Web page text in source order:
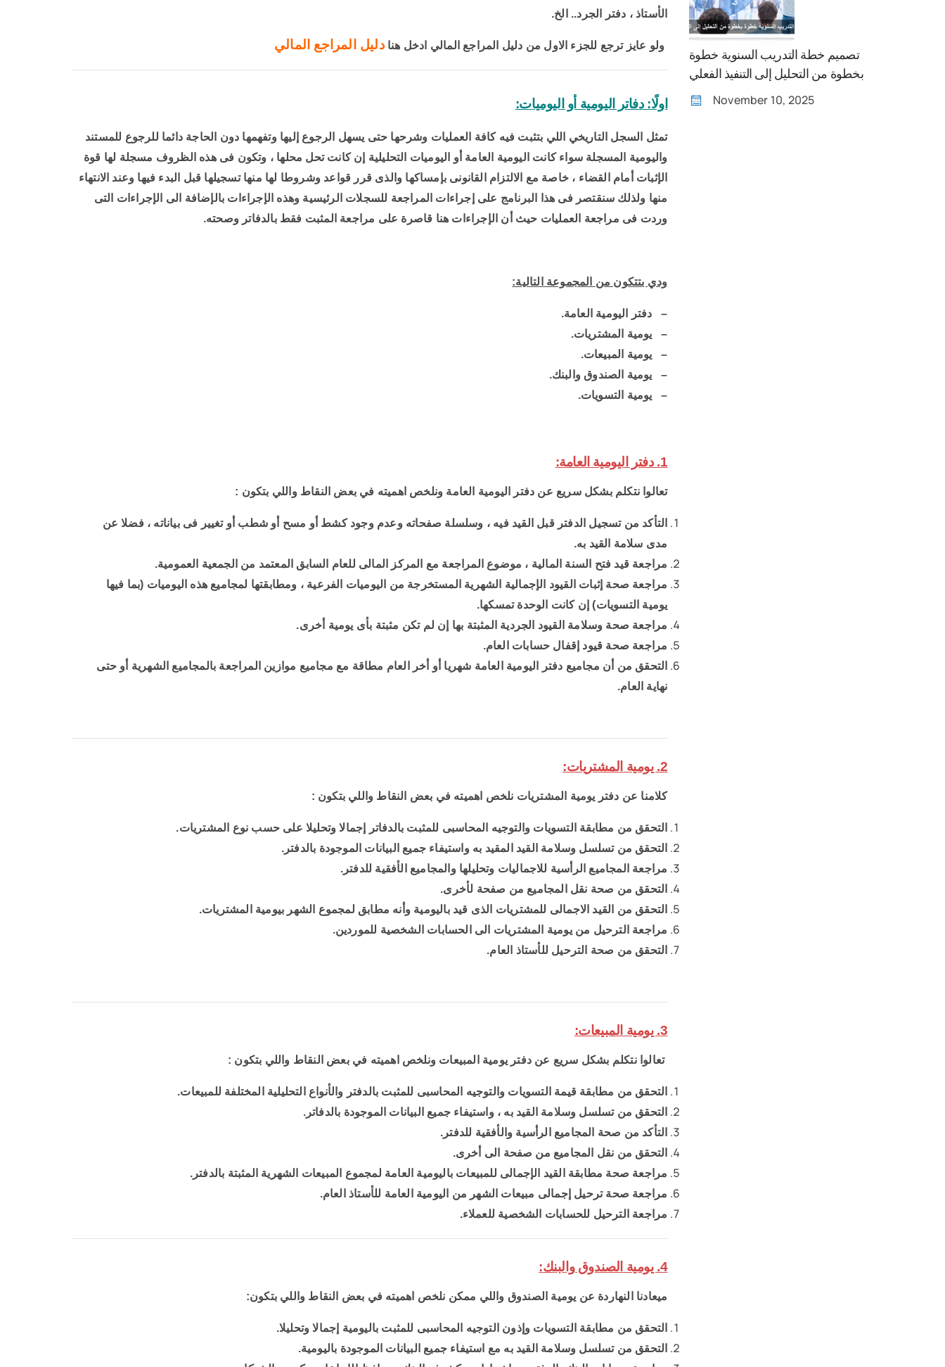
الأستاذ ، دفتر الجرد.. الخ.
ولو عايز ترجع للجزء الاول من دليل المراجع المالي ادخل هنادليل المراجع المالي
اولًا: دفاتر اليومية أو اليوميات:
تمثل السجل التاريخي اللي بتثبت فيه كافة العمليات وشرحها حتى يسهل الرجوع إليها وتفهمها دون الحاجة دائما للرجوع للمستند
واليومية المسجلة سواء كانت اليومية العامة أو اليوميات التحليلية إن كانت تحل محلها ، وتكون فى هذه الظروف مسجلة لها قوة
الإثبات أمام القضاء ، خاصة مع الالتزام القانونى بإمساكها والذى قرر قواعد وشروطا لها منها تسجيلها قبل البدء فيها وعند الانتهاء
منها ولذلك سنقتصر فى هذا البرنامج على إجراءات المراجعة للسجلات الرئيسية وهذه الإجراءات بالإضافة الى الإجراءات التى
وردت فى مراجعة العمليات حيث أن الإجراءات هنا قاصرة على مراجعة المثبت فقط بالدفاتر وصحته.
ودي بتتكون من المجموعة التالية:
– دفتر اليومية العامة.
– يومية المشتريات.
– يومية المبيعات.
– يومية الصندوق والبنك.
– يومية التسويات.
1. دفتر اليومية العامة:
تعالوا نتكلم بشكل سريع عن دفتر اليومية العامة ونلخص اهميته في بعض النقاط واللي بتكون :
التأكد من تسجيل الدفتر قبل القيد فيه ، وسلسلة صفحاته وعدم وجود كشط أو مسح أو شطب أو تغيير فى بياناته ، فضلا عن
مدى سلامة القيد به.
مراجعة قيد فتح السنة المالية ، موضوع المراجعة مع المركز المالى للعام السابق المعتمد من الجمعية العمومية.
مراجعة صحة إثبات القيود الإجمالية الشهرية المستخرجة من اليوميات الفرعية ، ومطابقتها لمجاميع هذه اليوميات (بما فيها
يومية التسويات) إن كانت الوحدة تمسكها.
مراجعة صحة وسلامة القيود الجردية المثبتة بها إن لم تكن مثبتة بأى يومية أخرى.
مراجعة صحة قيود إقفال حسابات العام.
التحقق من أن مجاميع دفتر اليومية العامة شهريا أو أخر العام مطاقة مع مجاميع موازين المراجعة بالمجاميع الشهرية أو حتى
نهاية العام.
2. يومية المشتريات:
كلامنا عن دفتر يومية المشتريات نلخص اهميته في بعض النقاط واللي بتكون :
التحقق من مطابقة التسويات والتوجيه المحاسبى للمثبت بالدفاتر إجمالا وتحليلا على حسب نوع المشتريات.
التحقق من تسلسل وسلامة القيد المقيد به واستيفاء جميع البيانات الموجودة بالدفتر.
مراجعة المجاميع الرأسية للاجماليات وتحليلها والمجاميع الأفقية للدفتر.
التحقق من صحة نقل المجاميع من صفحة لأخرى.
التحقق من القيد الاجمالى للمشتريات الذى قيد باليومية وأنه مطابق لمجموع الشهر بيومية المشتريات.
مراجعة الترحيل من يومية المشتريات الى الحسابات الشخصية للموردين.
التحقق من صحة الترحيل للأستاذ العام.
3. يومية المبيعات:
تعالوا نتكلم بشكل سريع عن دفتر يومية المبيعات ونلخص اهميته في بعض النقاط واللي بتكون :
التحقق من مطابقة قيمة التسويات والتوجيه المحاسبى للمثبت بالدفتر والأنواع التحليلية المختلفة للمبيعات.
التحقق من تسلسل وسلامة القيد به ، واستيفاء جميع البيانات الموجودة بالدفاتر.
التأكد من صحة المجاميع الرأسية والأفقية للدفتر.
التحقق من نقل المجاميع من صفحة الى أخرى.
مراجعة صحة مطابقة القيد الإجمالى للمبيعات باليومية العامة لمجموع المبيعات الشهرية المثبتة بالدفتر.
مراجعة صحة ترحيل إجمالى مبيعات الشهر من اليومية العامة للأستاذ العام.
مراجعة الترحيل للحسابات الشخصية للعملاء.
4. يومية الصندوق والبنك:
ميعادنا النهاردة عن يومية الصندوق واللي ممكن نلخص اهميته في بعض النقاط واللي بتكون:
التحقق من مطابقة التسويات وإذون التوجيه المحاسبى للمثبت باليومية إجمالا وتحليلا.
التحقق من تسلسل وسلامة القيد به مع استيفاء جميع البيانات الموجودة باليومية.
تصميم خطة التدريب السنوية خطوة
بخطوة من التحليل إلى التنفيذ الفعلي
November 10, 2025